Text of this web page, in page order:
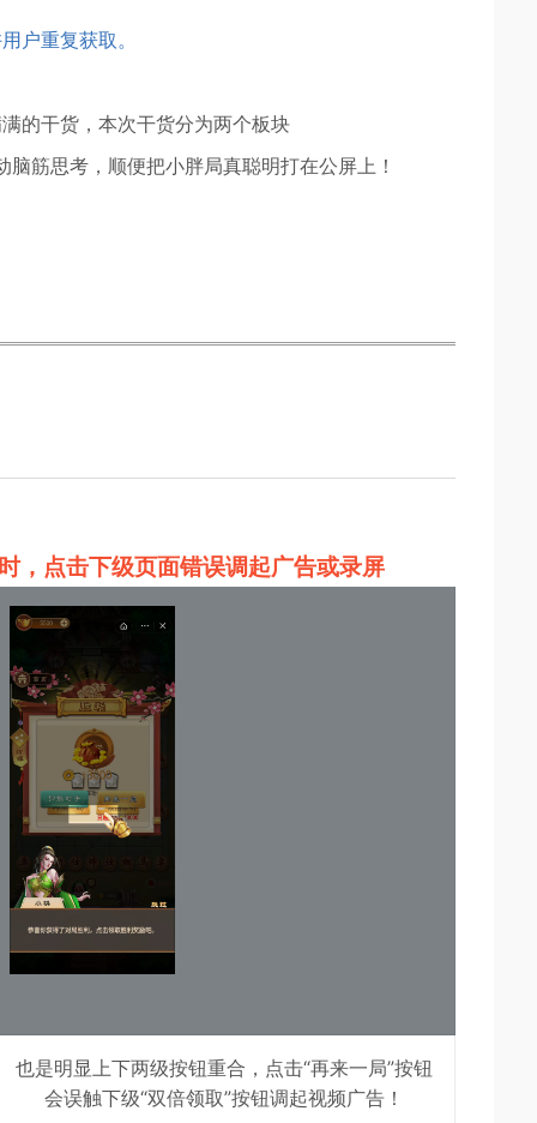
户重复获取。
的干货，本次干货分为两个板块
筋思考，顺便把小胖局真聪明打在公屏上！
，点击下级页面错误调起广告或录屏
也是明显上下两级按钮重合，点击“再来一局”按钮
会误触下级“双倍领取”按钮调起视频广告！